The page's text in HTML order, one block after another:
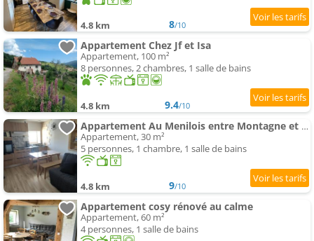
4.8 km 8/10
Appartement Chez Jf et Isa
Appartement, 100 m²
8 personnes, 2 chambres, 1 salle de bains
4.8 km 9.4/10
Appartement Au Menilois entre Montagne et Forêt
Appartement, 30 m²
5 personnes, 1 chambre, 1 salle de bains
4.8 km 9/10
Appartement cosy rénové au calme
Appartement, 60 m²
4 personnes, 1 salle de bains